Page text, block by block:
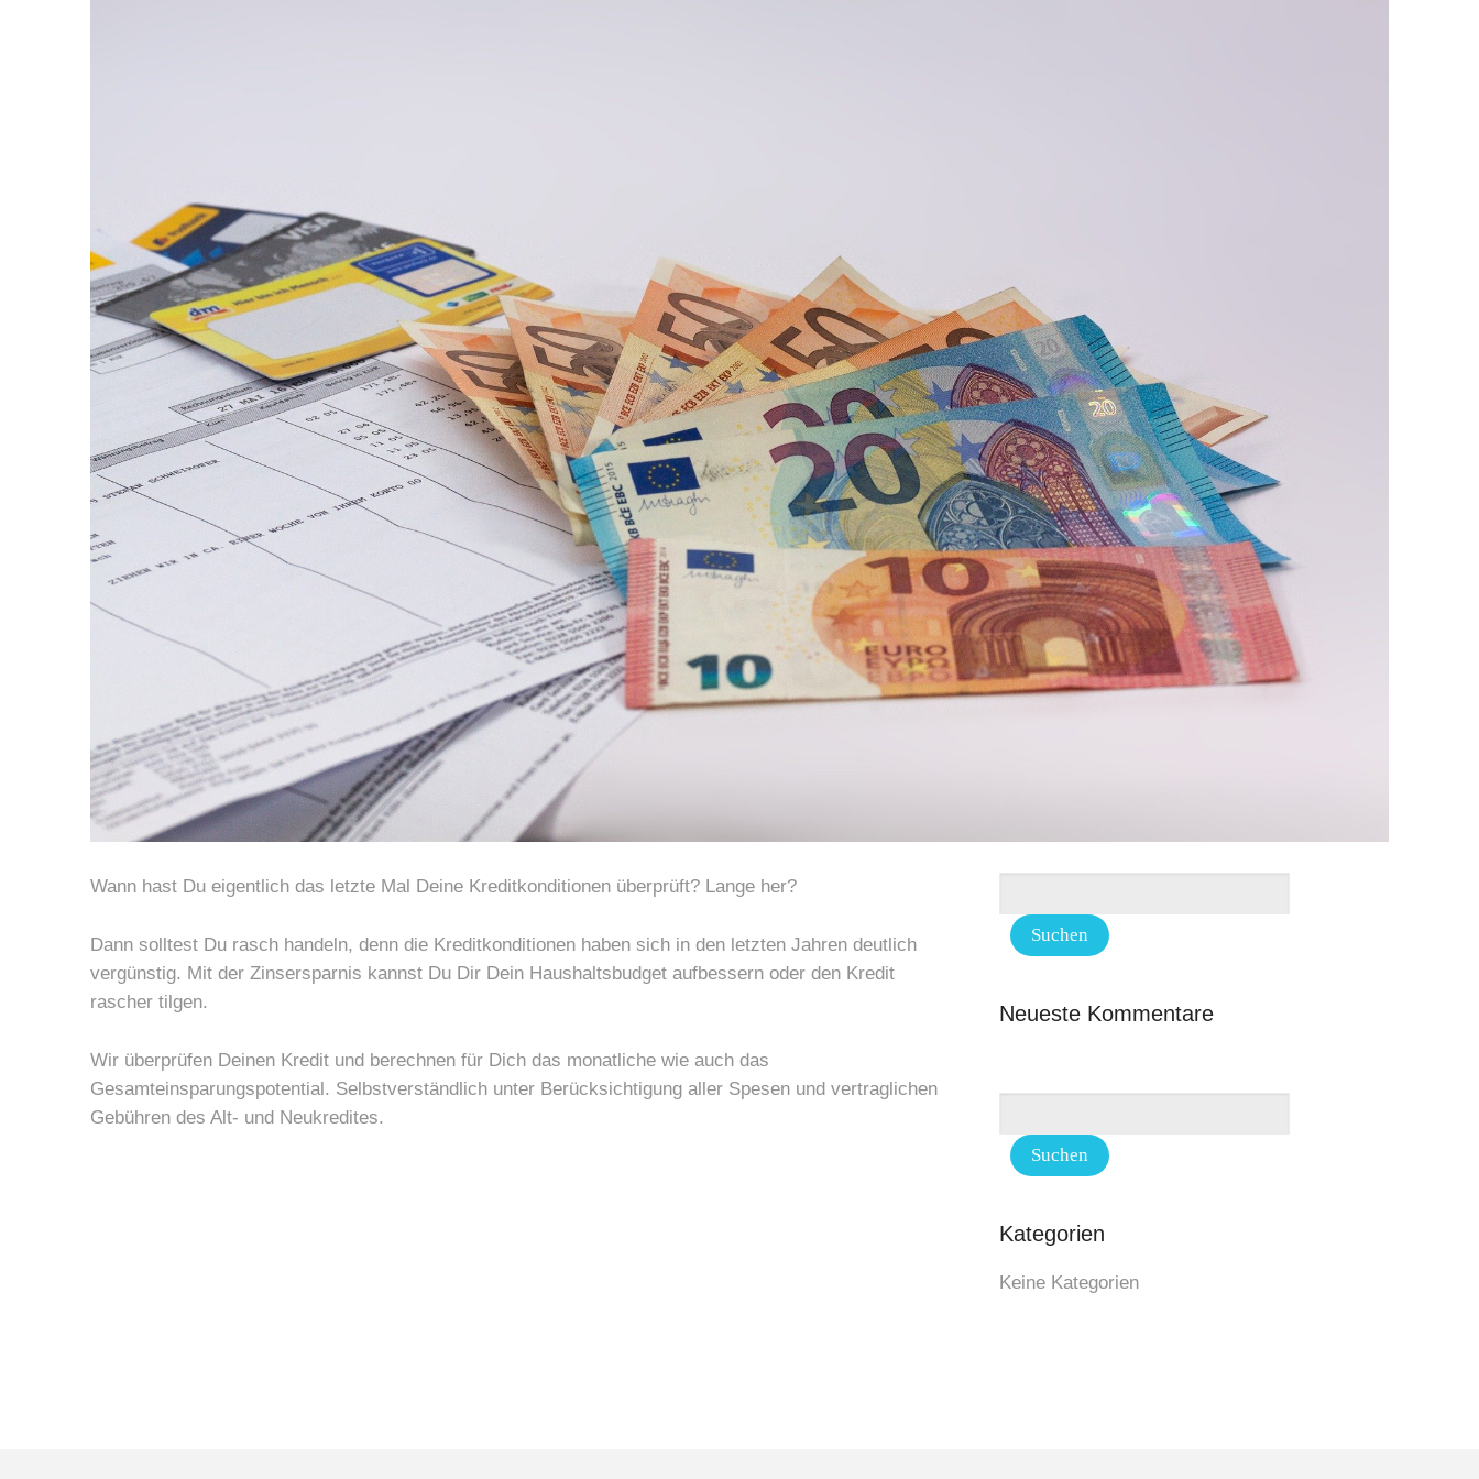
Wann hast Du eigentlich das letzte Mal Deine Kreditkonditionen überprüft? Lange her?
Dann solltest Du rasch handeln, denn die Kreditkonditionen haben sich in den letzten Jahren deutlich
vergünstig. Mit der Zinsersparnis kannst Du Dir Dein Haushaltsbudget aufbessern oder den Kredit
rascher tilgen.
Wir überprüfen Deinen Kredit und berechnen für Dich das monatliche wie auch das
Gesamteinsparungspotential. Selbstverständlich unter Berücksichtigung aller Spesen und vertraglichen
Gebühren des Alt- und Neukredites.
Neueste Kommentare
Kategorien
Keine Kategorien